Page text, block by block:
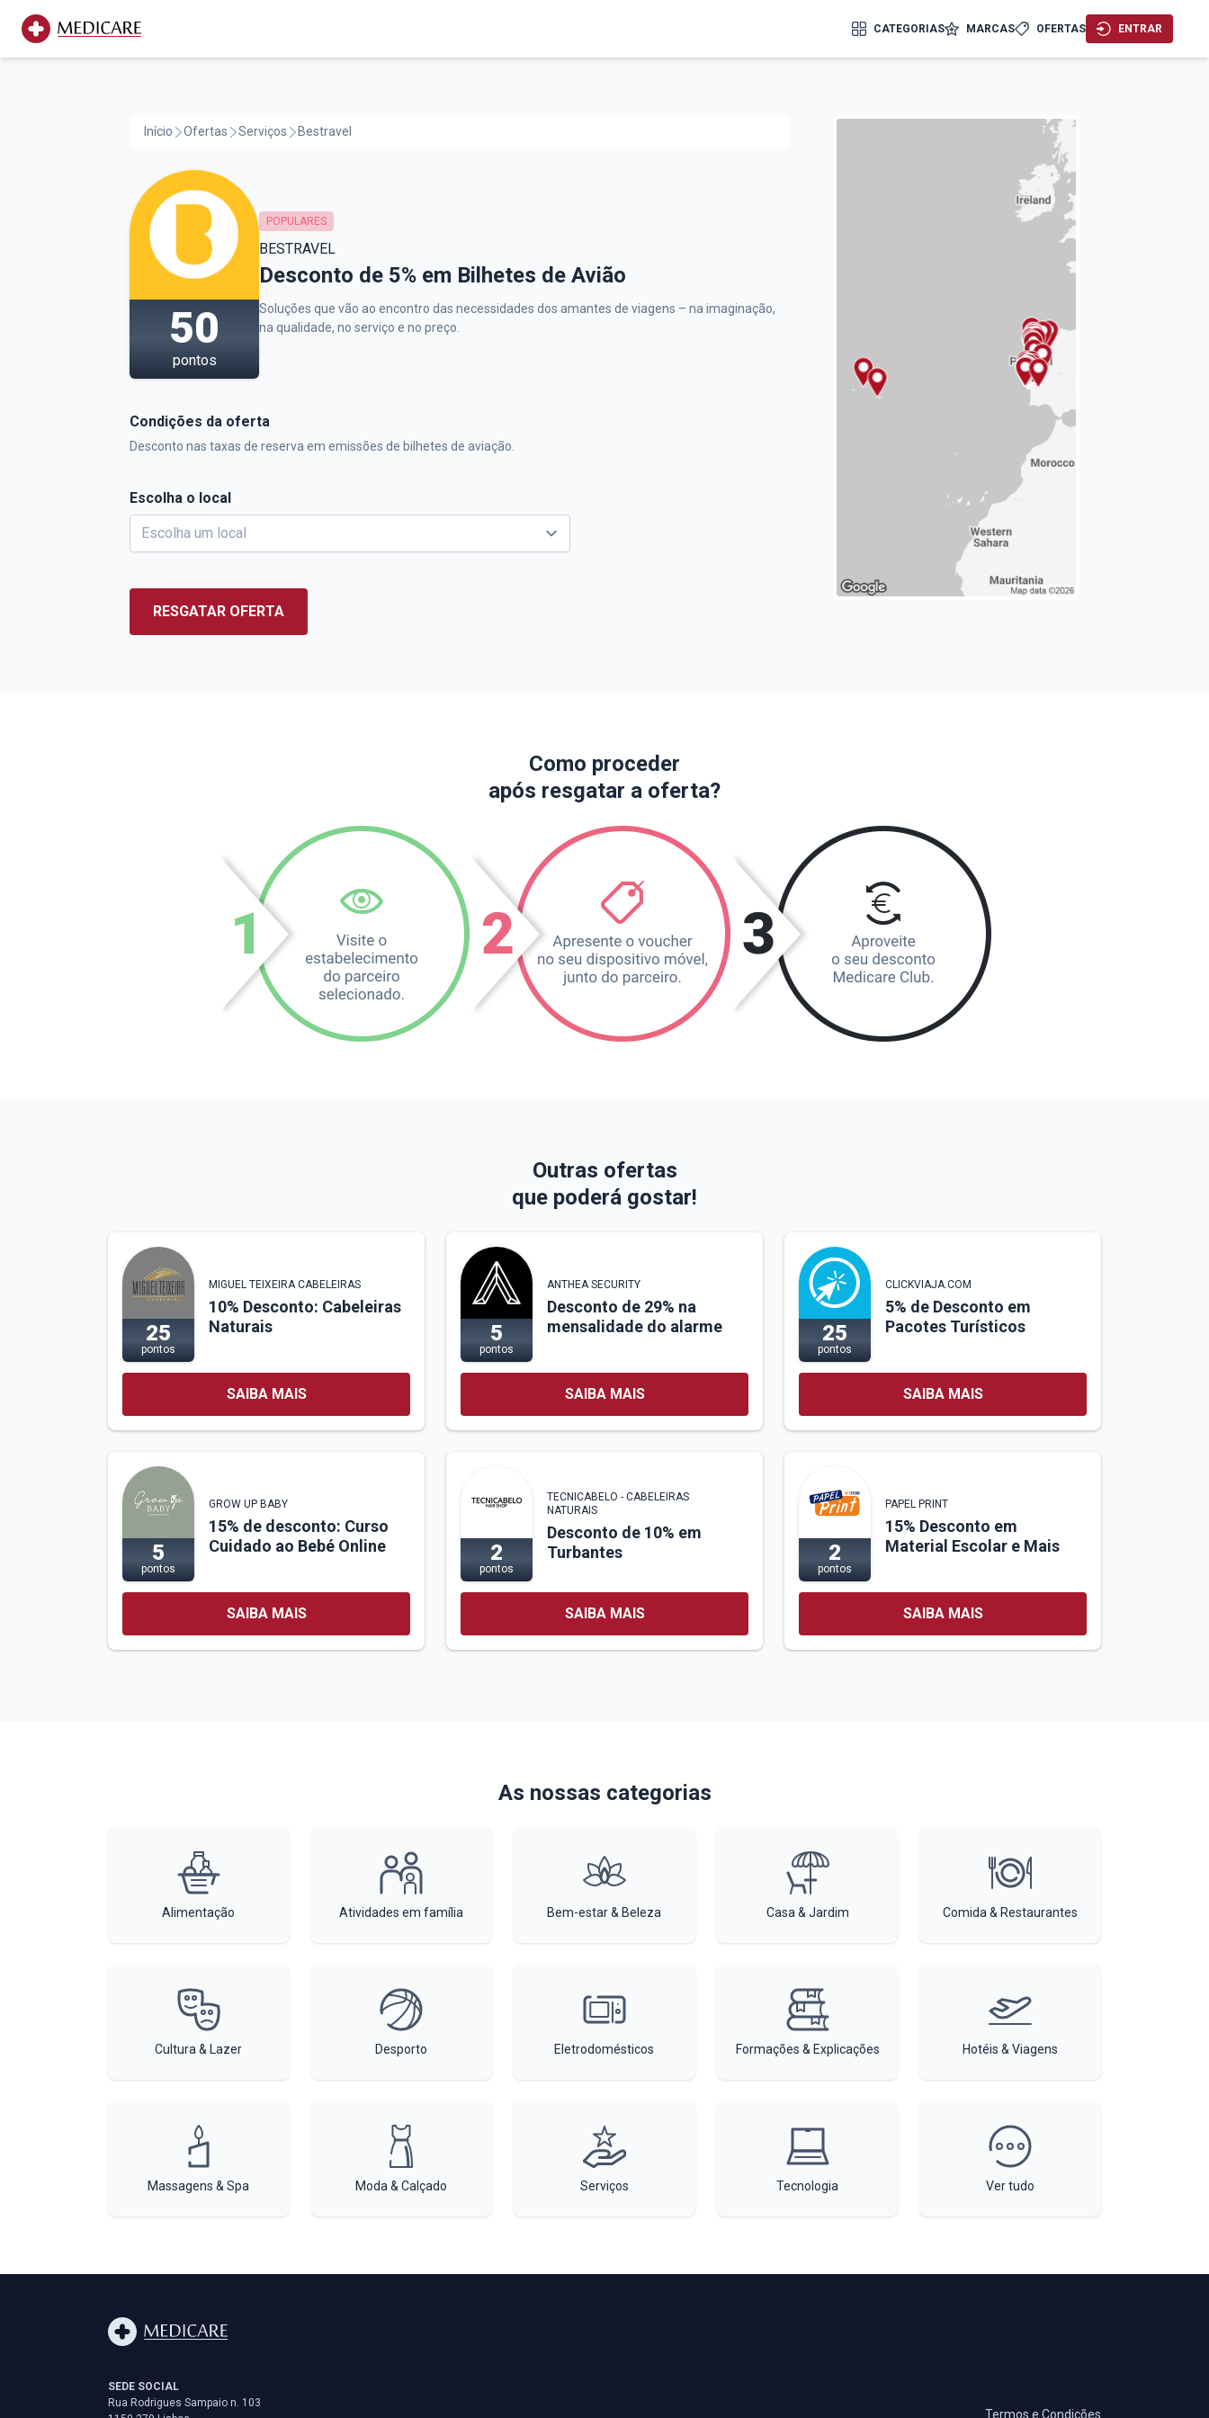
CATEGORIAS MARCAS OFERTAS ENTRAR
Início Ofertas Serviços Bestravel
50
pontos
POPULARES
BESTRAVEL
Bestravel,
Desconto de 5% em Bilhetes de Avião
Soluções que vão ao encontro das necessidades dos amantes de viagens – na imaginação,
na qualidade, no serviço e no preço.
Condições da oferta
Desconto nas taxas de reserva em emissões de bilhetes de aviação.
Escolha o local
RESGATAR OFERTA
Como proceder
após resgatar a oferta?
Outras ofertas
que poderá gostar!
25
pontos
MIGUEL TEIXEIRA CABELEIRAS
10% Desconto: Cabeleiras
Naturais
SAIBA MAIS
5
pontos
ANTHEA SECURITY
Desconto de 29% na
mensalidade do alarme
SAIBA MAIS
25
pontos
CLICKVIAJA.COM
5% de Desconto em
Pacotes Turísticos
SAIBA MAIS
5
pontos
GROW UP BABY
15% de desconto: Curso
Cuidado ao Bebé Online
SAIBA MAIS
2
pontos
TECNICABELO - CABELEIRAS
NATURAIS
Desconto de 10% em
Turbantes
SAIBA MAIS
2
pontos
PAPEL PRINT
15% Desconto em
Material Escolar e Mais
SAIBA MAIS
As nossas categorias
Alimentação Atividades em família Bem-estar & Beleza Casa & Jardim Comida & Restaurantes
Cultura & Lazer Desporto Eletrodomésticos Formações & Explicações Hotéis & Viagens
Massagens & Spa Moda & Calçado Serviços Tecnologia Ver tudo
Termos e Condições
SEDE SOCIAL
Rua Rodrigues Sampaio n. 103